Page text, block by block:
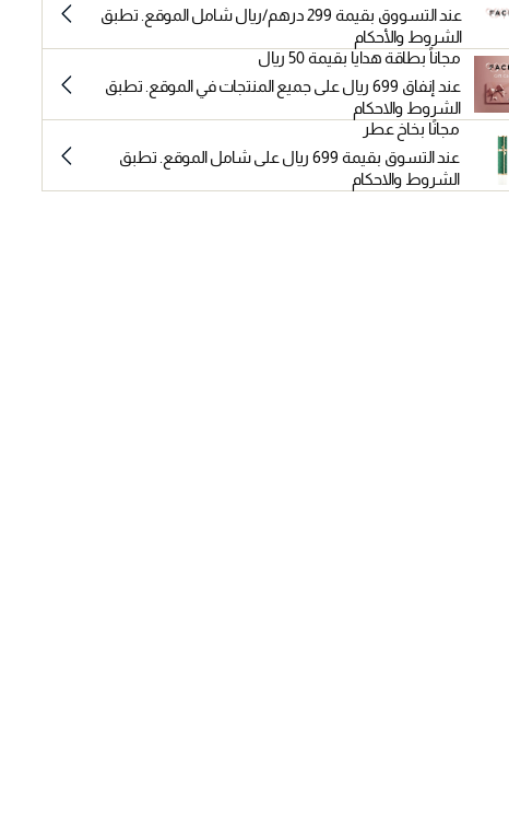
عند التسووق بقيمة 299 درهم/ريال شامل الموقع. تطبق
الشروط والأحكام
مجاناً بطاقة هدايا بقيمة 50 ريال
عند إنفاق 699 ريال على جميع المنتجات في الموقع. تطبق
الشروط والاحكام
مجانًا بخاخ عطر
عند التسوق بقيمة 699 ريال على شامل الموقع. تطبق
الشروط والاحكام